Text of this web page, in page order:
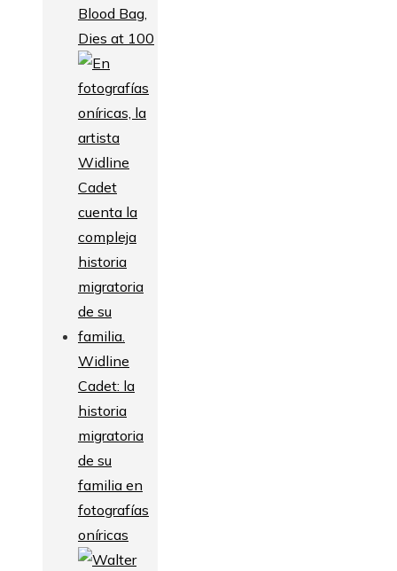
Blood Bag,
Dies at 100
Widline
Cadet: la
historia
migratoria
de su
familia en
fotografías
oníricas